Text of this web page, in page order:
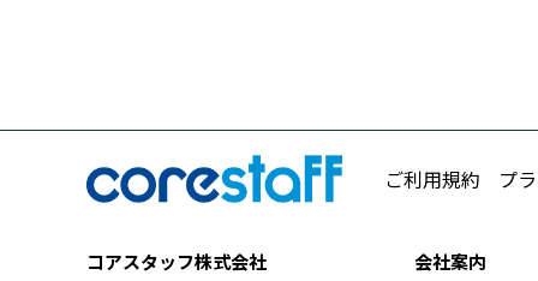
ご利用規約 プ
コアスタッフ株式会社
会社案内